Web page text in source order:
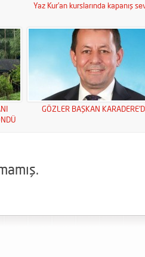
Yaz Kur’an kurslarında kapanış
GÖZLER BAŞKAN